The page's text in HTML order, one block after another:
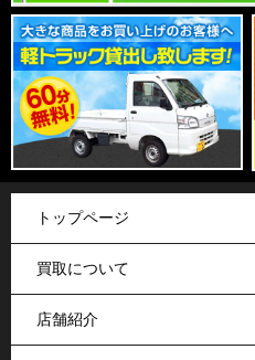
トップページ
買取について
店舗紹介